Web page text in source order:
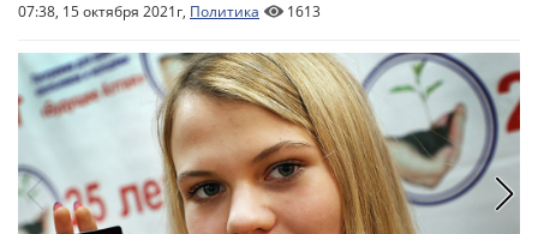
07:38, 15 октября 2021г, Политика 1613